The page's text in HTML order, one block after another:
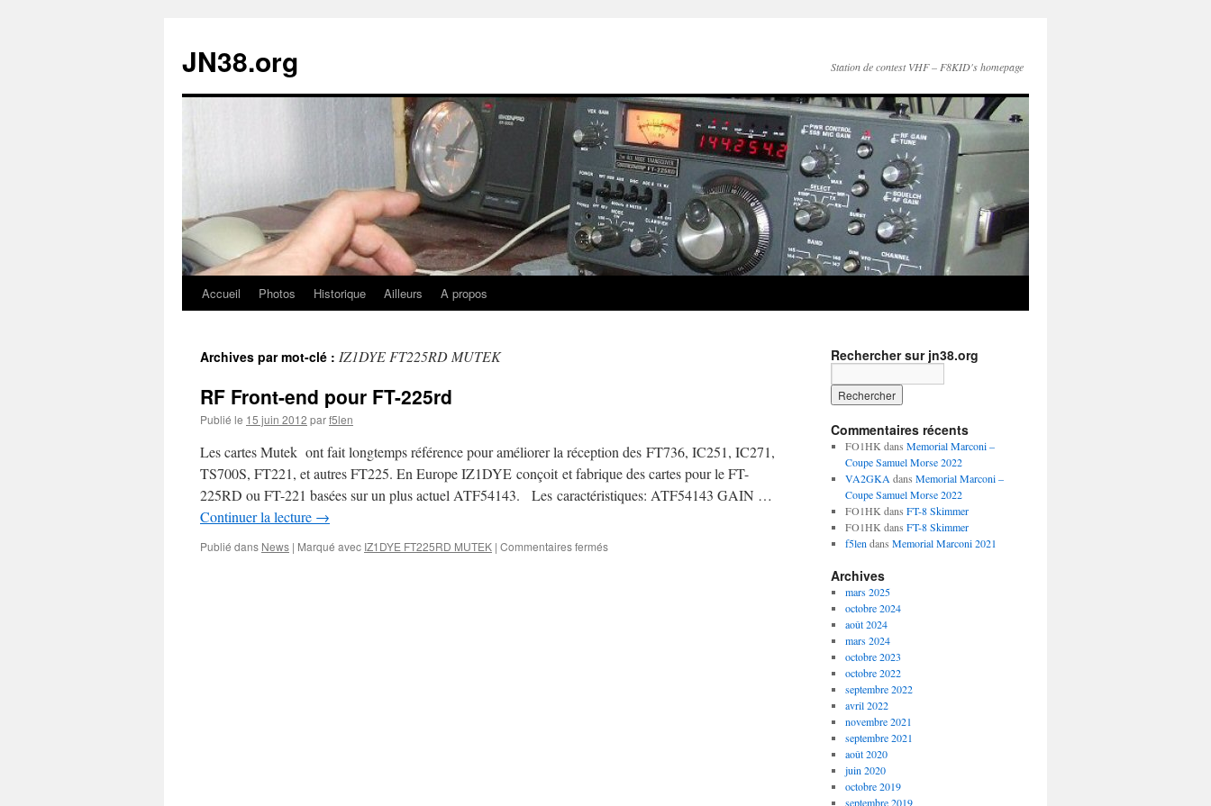
JN38.org Station de contest VHF – F8KID's homepage
Aller
contenu
Accueil Photos Historique Ailleurs A propos
Archives par mot-clé : IZ1DYE FT225RD MUTEK
RF Front-end pour FT-225rd
Publié le 15 juin 2012 parf5len
Les cartes Mutek ont fait longtemps référence pour améliorer la réception des FT736, IC251, IC271,
TS700S, FT221, et autres FT225. En Europe IZ1DYE conçoit et fabrique des cartes pour le FT-
225RD ou FT-221 basées sur un plus actuel ATF54143. Les caractéristiques: ATF54143 GAIN …
Continuer la lecture →
Publié dans News | Marqué avec IZ1DYE FT225RD MUTEK | Commentaires ferméssur
Rechercher sur jn38.org
Commentaires récents
FO1HK dans Memorial Marconi –
Coupe Samuel Morse 2022
VA2GKA dans Memorial Marconi –
Coupe Samuel Morse 2022
FO1HK dans FT-8 Skimmer
FO1HK dans FT-8 Skimmer
f5len dans Memorial Marconi 2021
Archives
mars 2025
octobre 2024
août 2024
mars 2024
octobre 2023
octobre 2022
septembre 2022
avril 2022
novembre 2021
septembre 2021
août 2020
juin 2020
octobre 2019
septembre 2019